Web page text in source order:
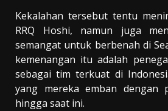
Kekalahan tersebut tentu
RRQ Hoshi, namun juga
semangat untuk berbenah di
kemenangan itu adalah
sebagai tim terkuat di
yang mereka emban dengan
hingga saat ini.